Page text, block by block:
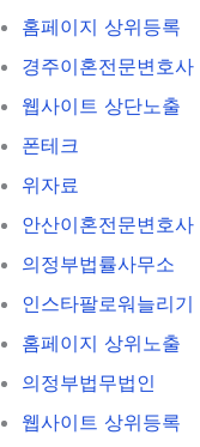
홈페이지 상위등록
경주이혼전문변호사
웹사이트 상단노출
폰테크
위자료
안산이혼전문변호사
의정부법률사무소
인스타팔로워늘리기
홈페이지 상위노출
의정부법무법인
웹사이트 상위등록